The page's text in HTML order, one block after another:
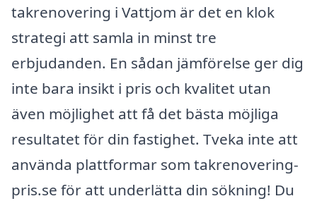
takrenovering i Vattjom är det en klok
strategi att samla in minst tre
erbjudanden. En sådan jämförelse ger dig
inte bara insikt i pris och kvalitet utan
även möjlighet att få det bästa möjliga
resultatet för din fastighet. Tveka inte att
använda plattformar som takrenovering-
pris.se för att underlätta din sökning! Du